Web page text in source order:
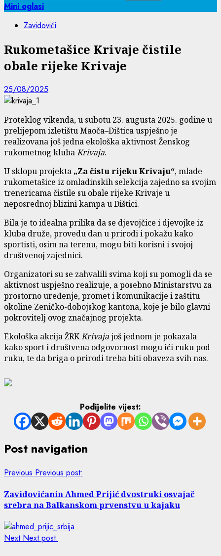
Mini oglasi
Zavidovići
Rukometašice Krivaje čistile
obale rijeke Krivaje
25/08/2025
Proteklog vikenda, u subotu 23. augusta 2025. godine u
prelijepom izletištu Maoča–Dištica uspješno je
realizovana još jedna ekološka aktivnost Ženskog
rukometnog klubaKrivaja.
U sklopu projekta „Za čistu rijeku Krivaju“, mlade
rukometašice iz omladinskih selekcija zajedno sa svojim
trenericama čistile su obale rijeke Krivaje u
neposrednoj blizini kampa u Dištici.
Bila je to idealna prilika da se djevojčice i djevojke iz
kluba druže, provedu dan u prirodi i pokažu kako
sportisti, osim na terenu, mogu biti korisni i svojoj
društvenoj zajednici.
Organizatori su se zahvalili svima koji su pomogli da se
aktivnost uspješno realizuje, a posebno Ministarstvu za
prostorno uređenje, promet i komunikacije i zaštitu
okoline Zeničko-dobojskog kantona, koje je bilo glavni
pokrovitelj ovog značajnog projekta.
Ekološka akcija ŽRKKrivajajoš jednom je pokazala
kako sport i društvena odgovornost mogu ići ruku pod
ruku, te da briga o prirodi treba biti obaveza svih nas.
Podijelite vijest:
Post navigation
Previous Previous post:
Zavidovićanin Ahmed Prijić dvostruki osvajač
srebra na Balkanskom prvenstvu u kajaku
Next Next post: